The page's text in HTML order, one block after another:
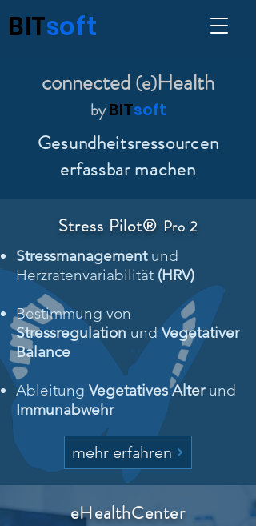
BITsoft
connected (e)Health
byBITsoft
Gesundheitsressourcen
erfassbar machen
Stress Pilot® Pro 2
Stressmanagementund
Herzratenvariabilität (HRV)
Bestimmung von
Stressregulation undVegetativer
Balance
Ableitung Vegetatives Alter und
Immunabwehr
mehr erfahren
eHealthCenter